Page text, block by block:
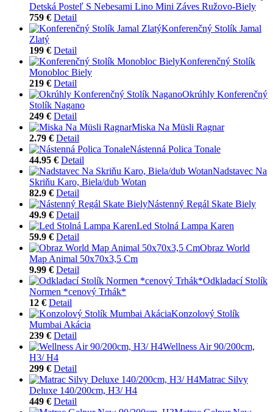
Detská Posteľ S Nebesami Lino Mini Záves Ružovo-Biely
759 € Detail
Konferenčný Stolík Jamal
Zlatý
199 € Detail
Konferenčný Stolík
Monobloc Biely
219 € Detail
Okrúhly Konferenčný
Stolík Nagano
249 € Detail
Miska Na Müsli Ragnar
2.79 € Detail
Nástenná Polica Tonale
44.95 € Detail
Nadstavec Na
Skriňu Karo, Biela/dub Wotan
82.9 € Detail
Nástenný Regál Skate Biely
49.9 € Detail
Led Stolná Lampa Karen
59.9 € Detail
Obraz World
Map Animal 50x70x3,5 Cm
9.99 € Detail
Odkladací Stolík
Normen *cenový Trhák*
12 € Detail
Konzolový Stolík
Mumbai Akácia
239 € Detail
Wellness Air 90/200cm,
H3/ H4
299 € Detail
Matrac Silvy
Deluxe 140/200cm, H3/ H4
449 € Detail